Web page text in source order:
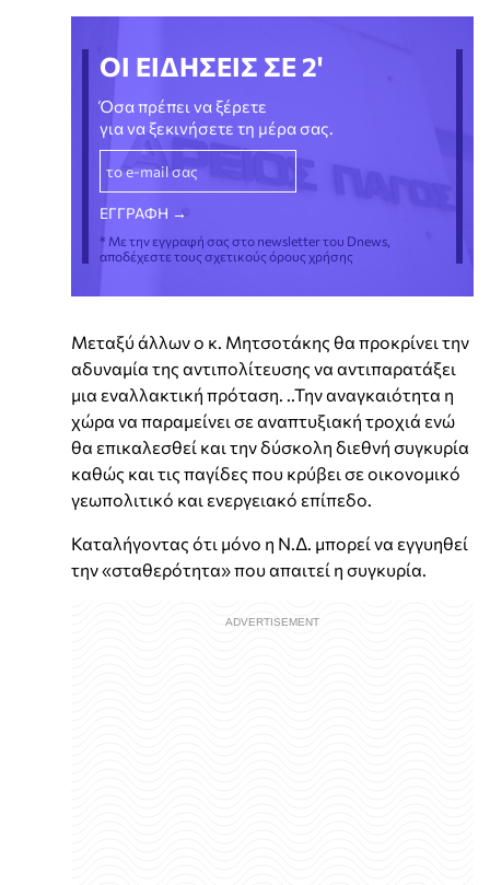
ΟΙ ΕΙΔΗΣΕΙΣ ΣΕ 2'
Όσα πρέπει να ξέρετε
για να ξεκινήσετε τη μέρα σας.
* Με την εγγραφή σας στο newsletter του Dnews,
αποδέχεστε τους σχετικούς όρους χρήσης
Μεταξύ άλλων ο κ. Μητσοτάκης θα προκρίνει την
αδυναμία της αντιπολίτευσης να αντιπαρατάξει
μια εναλλακτική πρόταση. ..Την αναγκαιότητα η
χώρα να παραμείνει σε αναπτυξιακή τροχιά ενώ
θα επικαλεσθεί και την δύσκολη διεθνή συγκυρία
καθώς και τις παγίδες που κρύβει σε οικονομικό
γεωπολιτικό και ενεργειακό επίπεδο.
Καταλήγοντας ότι μόνο η Ν.Δ. μπορεί να εγγυηθεί
την «σταθερότητα» που απαιτεί η συγκυρία.